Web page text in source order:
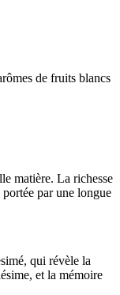
de fruits blancs
matière. La richesse
par une longue
qui révèle la
et la mémoire